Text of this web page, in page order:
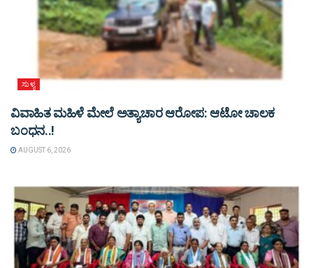
ಸುಳ್ಯ
ವಿವಾಹಿತ ಮಹಿಳೆ ಮೇಲೆ ಅತ್ಯಾಚಾರ ಆರೋಪ: ಆಟೋ ಚಾಲಕ
ಬಂಧನ..!
AUGUST 6, 2026